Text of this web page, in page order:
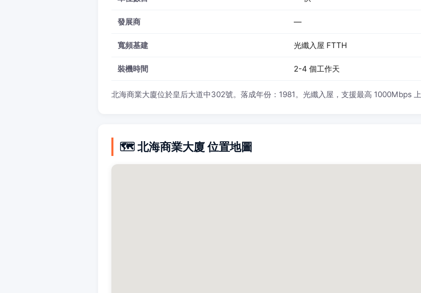
發展商 —
寬頻基建 光纖入屋 FTTH
裝機時間 2-4 個工作天
北海商業大廈位於皇后大道中302號。落成年份：1981。光纖入屋，支援最高 1000Mbps
🗺️ 北海商業大廈 位置地圖